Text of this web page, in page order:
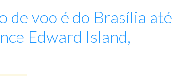
de voo é do Brasília até
Edward Island,